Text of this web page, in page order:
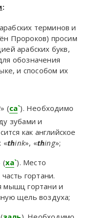
:
терминов и
Пророков) просим
арабских букв,
обозначения
и способом их
» (са`). Необходимо
зубами и
как английское
«think», «thing»;
(ха`). Место
гортани.
мышц гортани и
щель воздуха;